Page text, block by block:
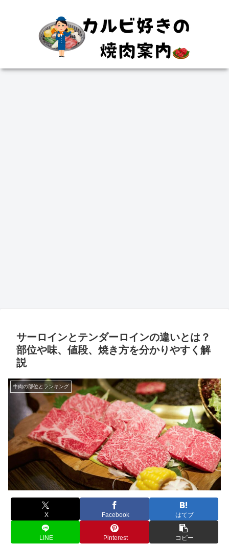
サーロインとテンダーロインの違いとは？
部位や味、値段、焼き方を分かりやすく解
説
牛肉の部位とランキング
X Facebook はてブ
LINE Pinterest コピー